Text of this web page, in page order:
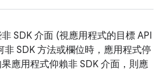
SDK 介面 (視應用程式的目標 API
SDK 方法或欄位時，應用程式停
應用程式仰賴非 SDK 介面，則應